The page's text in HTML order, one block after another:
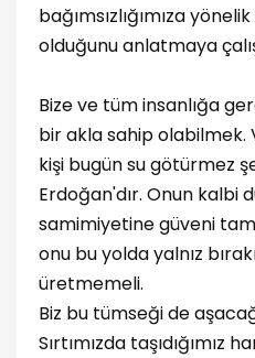
bağımsızlığımıza
olduğunu anlatmaya
Bize ve tüm insanlığa
bir akla sahip olabilmek.
kişi bugün su götürmez
Erdoğan'dır. Onun kalbi
samimiyetine güveni
onu bu yolda yalnız
üretmemeli.
Biz bu tümseği de
Sırtımızda taşıdığımız